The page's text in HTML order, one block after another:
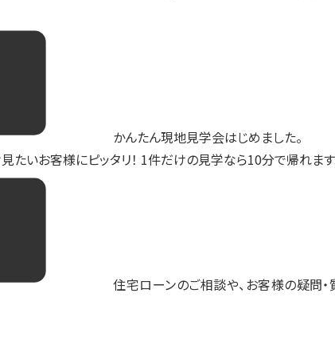
かんたん現地見学会はじめました。
たいお客様にピッタリ！ 1件だけの見学なら10分で帰れます
住宅ローンのご相談や、お客様の疑問